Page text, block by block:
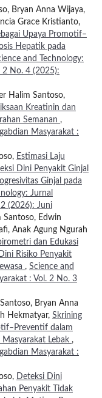
Bryan Anna Wijaya,
Grace Kristianto,
Upaya Promotif–
Hepatik pada
and Technology:
2 No. 4 (2025):
Halim Santoso,
Kreatinin dan
Semanan ,
Masyarakat :
Estimasi Laju
Dini Penyakit Ginjal
Ginjal pada
Jurnal
(2026): Juni
Santoso, Edwin
Anak Agung Ngurah
dan Edukasi
Risiko Penyakit
, Science and
: Vol. 2 No. 3
Bryan Anna
Hekmatyar, Skrining
dalam
Lebak ,
Masyarakat :
Deteksi Dini
Penyakit Tidak